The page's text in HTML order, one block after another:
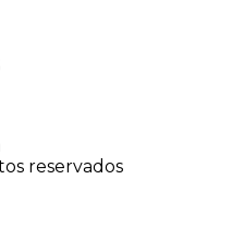
reservados